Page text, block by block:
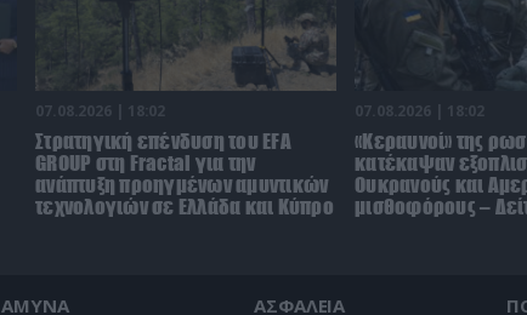
07.08.2026 | 18:02
Στρατηγική επένδυση του EFA
GROUP στη Fractal για την
ανάπτυξη προηγμένων αμυντικών
τεχνολογιών σε Ελλάδα και Κύπρο
07.08.2026 | 18:02
«Κεραυνοί» της
κατέκαψαν
Ουκρανούς και
μισθοφόρους –
ΑΜΥΝΑ ΑΣΦΑΛΕΙΑ